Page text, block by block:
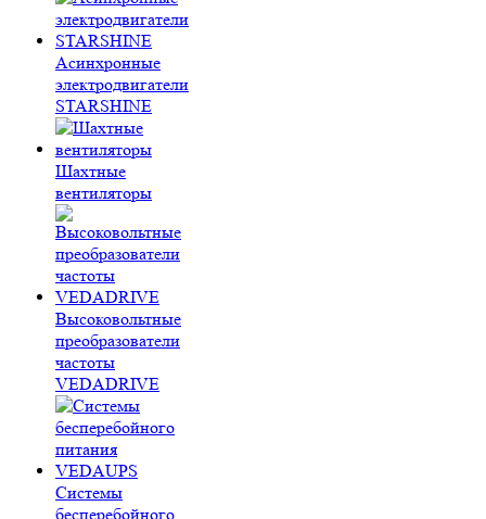
Асинхронные
электродвигатели
STARSHINE
Шахтные
вентиляторы
Высоковольтные
преобразователи
частоты
VEDADRIVE
Системы
бесперебойного